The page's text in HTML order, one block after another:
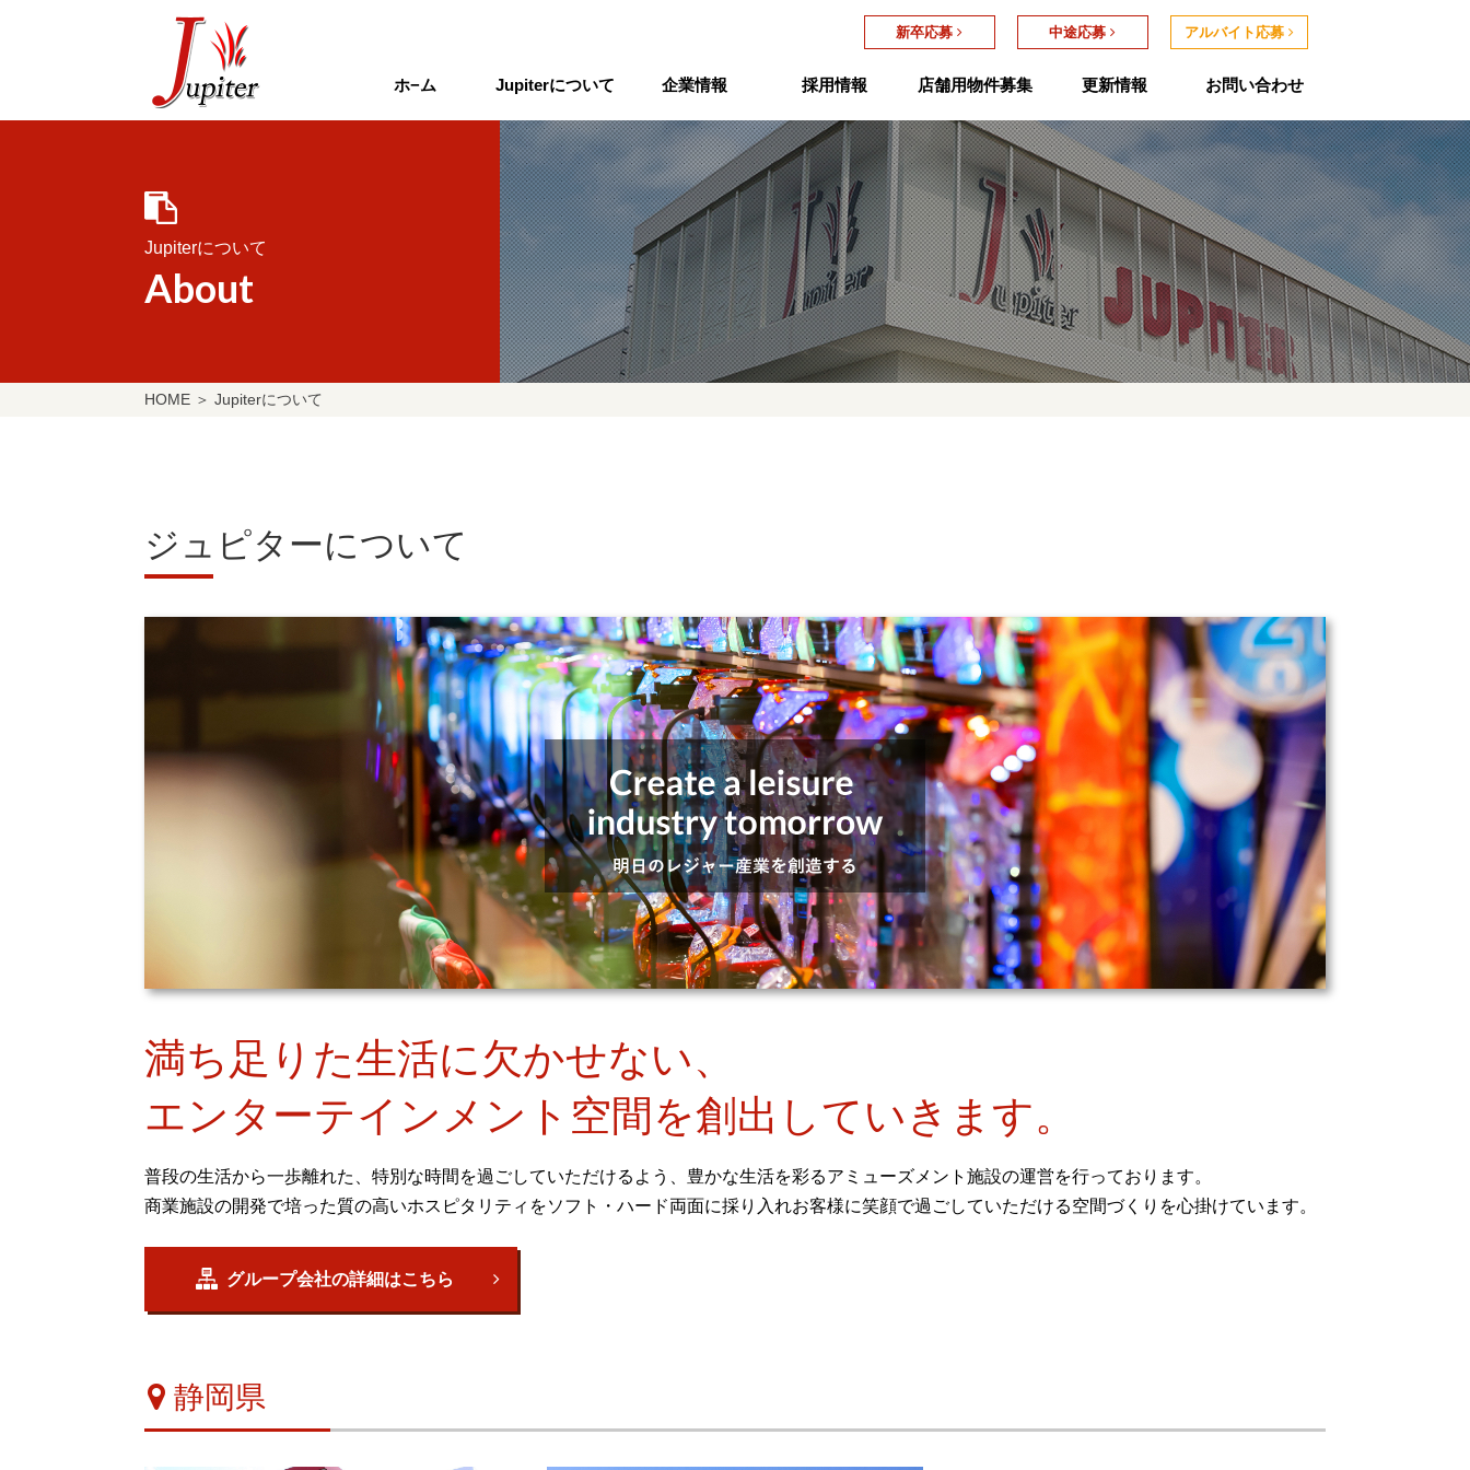
新卒応募 中途応募 アルバイト応募
ホ−ム Jupiterについて 企業情報 採用情報 店舗用物件募集 更新情報 お問い合わせ
Jupiterについて
About
HOME ＞ Jupiterについて
ジュピターについて
満ち足りた生活に欠かせない、
エンターテインメント空間を創出していきます。
普段の生活から一歩離れた、特別な時間を過ごしていただけるよう、豊かな生活を彩るアミューズメント施設の運営を行っております。
商業施設の開発で培った質の高いホスピタリティをソフト・ハード両面に採り入れお客様に笑顔で過ごしていただける空間づくりを心掛けています。
グループ会社の詳細はこちら
静岡県